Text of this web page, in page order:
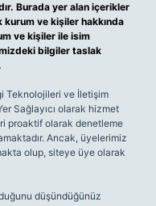
Burada yer alan içerikler
ve kişiler hakkında
ve kişiler ile isim
bilgiler taslak
Teknolojileri ve İletişim
Sağlayıcı olarak hizmet
proaktif olarak denetleme
Ancak, üyelerimiz
olup, siteye üye olarak
düşündüğünüz